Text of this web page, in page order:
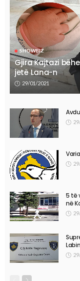
SHOWBIZ
Gjira Kajtazi
jetë Lana-n
29/01/2021
5 të
në